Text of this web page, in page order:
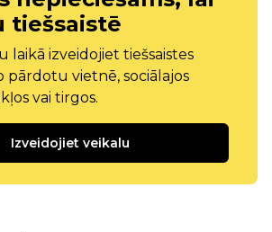
tiešsaistē
laikā izveidojiet tiešsaistes
pārdotu vietnē, sociālajos
vai tirgos.
Izveidojiet veikalu